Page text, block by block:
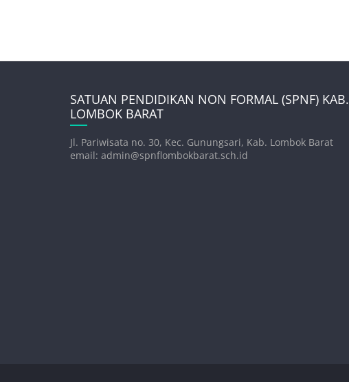
SATUAN PENDIDIKAN NON FORMAL (SPNF) KAB.
LOMBOK BARAT
Jl. Pariwisata no. 30, Kec. Gunungsari, Kab. Lombok Barat
email: admin@spnflombokbarat.sch.id